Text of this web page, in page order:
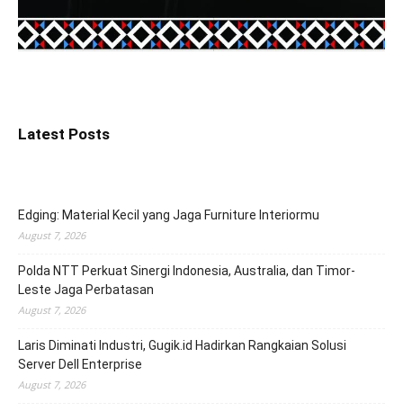
Latest Posts
Edging: Material Kecil yang Jaga Furniture Interiormu
August 7, 2026
Polda NTT Perkuat Sinergi Indonesia, Australia, dan Timor-
Leste Jaga Perbatasan
August 7, 2026
Laris Diminati Industri, Gugik.id Hadirkan Rangkaian Solusi
Server Dell Enterprise
August 7, 2026